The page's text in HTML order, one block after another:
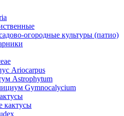
огородные культуры (патио)
Ariocarpus
Astrophytum
Gymnocalycium
кактусы